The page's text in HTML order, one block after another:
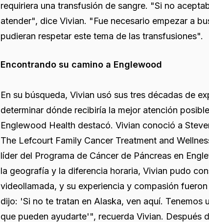
requiriera una transfusión de sangre. "Si no
atender", dice Vivian. "Fue necesario empezar a
pudieran respetar este tema de las transfusiones".
Encontrando su camino a Englewood
En su búsqueda, Vivian usó sus tres décadas de
determinar dónde recibiría la mejor atención
Englewood Health destacó. Vivian conoció a
The Lefcourt Family Cancer Treatment and
líder del Programa de Cáncer de Páncreas en
la geografía y la diferencia horaria, Vivian pudo
videollamada, y su experiencia y compasión
dijo: 'Si no te tratan en Alaska, ven aquí.
que pueden ayudarte'", recuerda Vivian. Después